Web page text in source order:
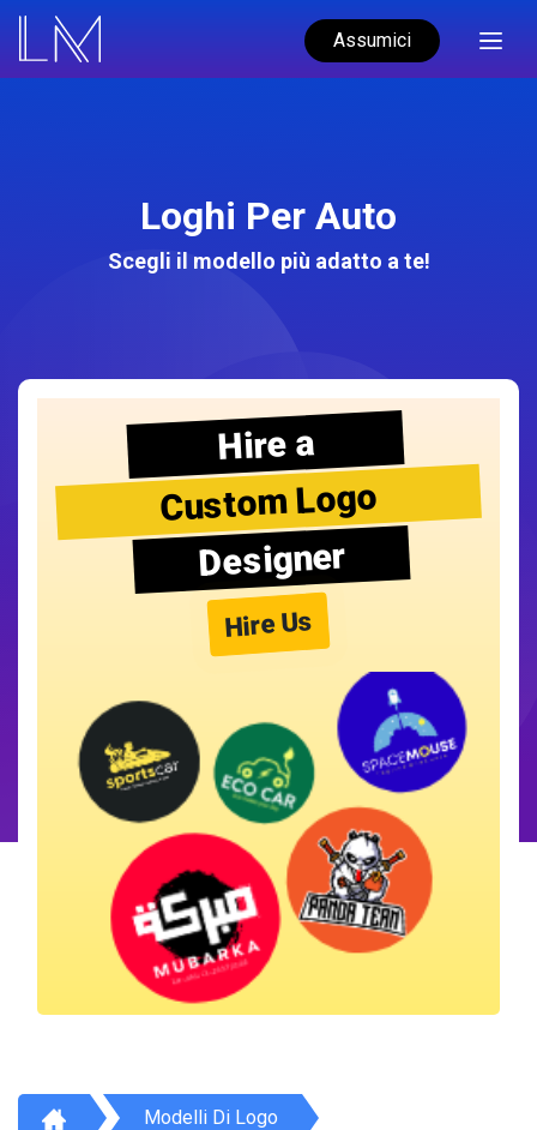
Assumici
Loghi Per Auto
Scegli il modello più adatto a te!
Hire a
Custom Logo
Designer
Hire Us
Modelli Di Logo